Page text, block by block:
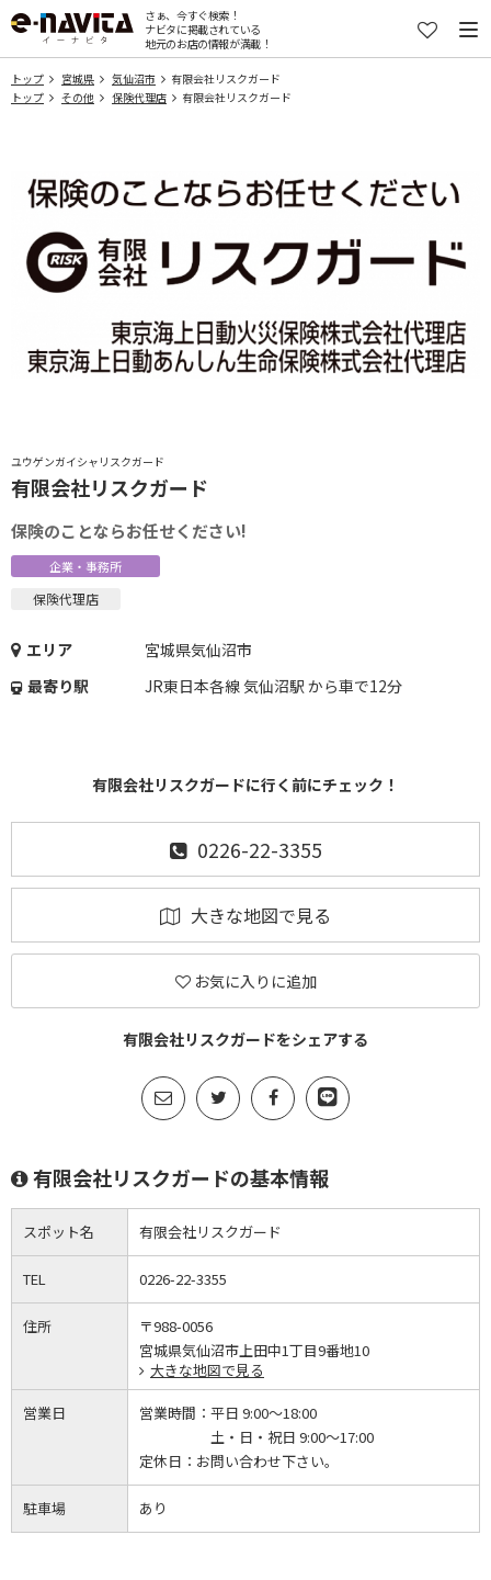
さぁ、今すぐ検索！
ナビタに掲載されている
地元のお店の情報が満載！
トップ 宮城県 気仙沼市
有限会社リスクガード
トップ
その他 保険代理店 有限会社リスクガード
ユウゲンガイシャリスクガード
有限会社リスクガード
保険のことならお任せください!
企業・事務所
保険代理店
エリア
宮城県気仙沼市
最寄り駅
JR東日本各線 気仙沼駅 から車で12分
有限会社リスクガードに行く前にチェック！
0226-22-3355
大きな地図で見る
お気に入りに追加
有限会社リスクガードをシェアする
有限会社リスクガードの基本情報
スポット名 有限会社リスクガード
TEL 0226-22-3355
住所
〒988-0056
宮城県気仙沼市上田中1丁目9番地10
大きな地図で見る
営業日 営業時間： 平日 9:00～18:00
土・日・祝日 9:00～17:00
定休日： お問い合わせ下さい。
駐車場 あり